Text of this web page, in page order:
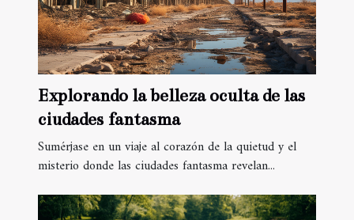
Explorando la belleza oculta de las
ciudades fantasma
Sumérjase en un viaje al corazón de la quietud y el
misterio donde las ciudades fantasma revelan...